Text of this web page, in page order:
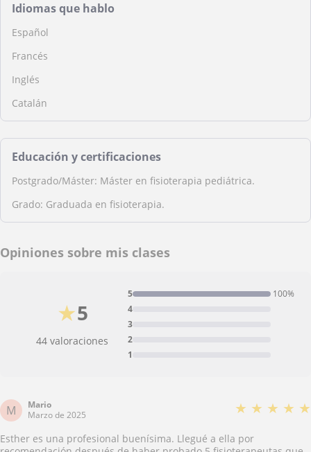
Idiomas que hablo
Español
Francés
Inglés
Catalán
Educación y certificaciones
Postgrado/Máster: Máster en fisioterapia pediátrica.
Grado: Graduada en fisioterapia.
Opiniones sobre mis clases
5
★
44 valoraciones
1
2
3
4
5 100%
M
Mario
Marzo de 2025
★ ★ ★ ★ ★
Esther es una profesional buenísima. Llegué a ella por